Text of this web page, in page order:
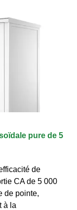
pure de 5
de
CA de 5 000
de pointe,
à la